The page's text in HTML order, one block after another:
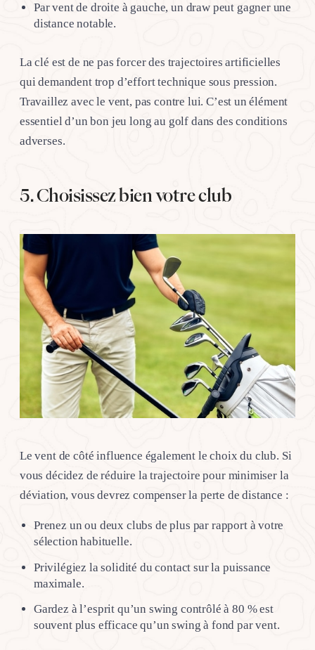
Par vent de droite à gauche, un draw peut gagner une
distance notable.
La clé est de ne pas forcer des trajectoires artificielles
qui demandent trop d’effort technique sous pression.
Travaillez avec le vent, pas contre lui. C’est un élément
essentiel d’un bon jeu long au golf dans des conditions
adverses.
5. Choisissez bien votre club
Le vent de côté influence également le choix du club. Si
vous décidez de réduire la trajectoire pour minimiser la
déviation, vous devrez compenser la perte de distance :
Prenez un ou deux clubs de plus par rapport à votre
sélection habituelle.
Privilégiez la solidité du contact sur la puissance
maximale.
Gardez à l’esprit qu’un swing contrôlé à 80 % est
souvent plus efficace qu’un swing à fond par vent.